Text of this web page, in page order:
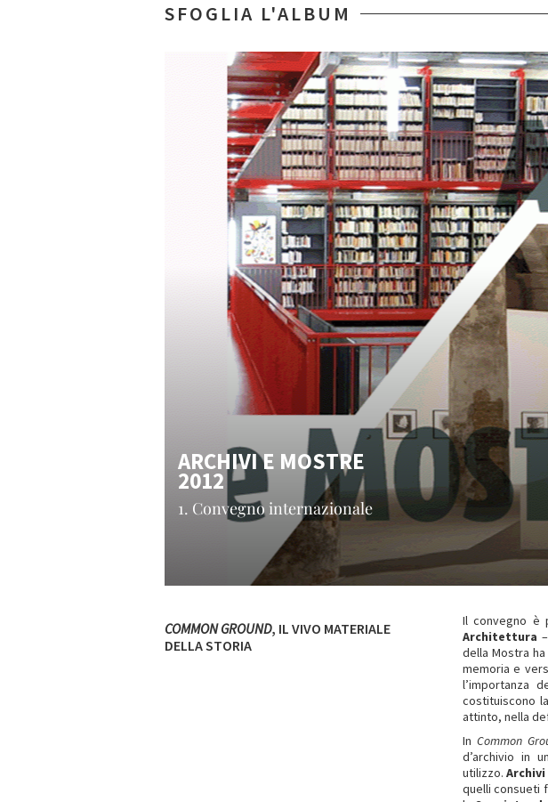
SFOGLIA L'ALBUM
ARCHIVI E MOSTRE
2012
1. Convegno internazionale
COMMON GROUND, IL VIVO MATERIALE
DELLA STORIA
Il convegno è
Architettura –
della Mostra
memoria e
l’importanza
costituiscono
attinto, nella
In Common
d’archivio in
utilizzo.
quelli consueti